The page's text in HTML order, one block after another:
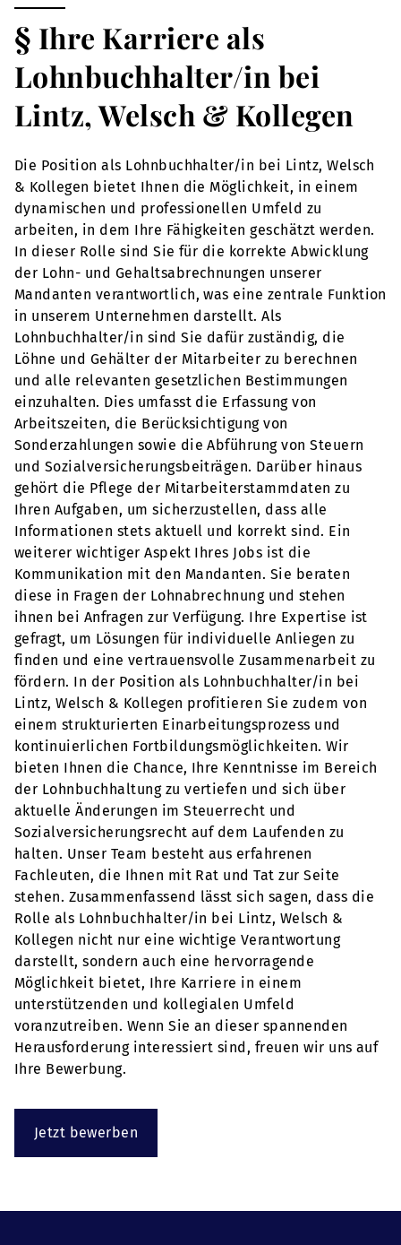
§ Ihre Karriere als
Lohnbuchhalter/in bei
Lintz, Welsch & Kollegen
Die Position als Lohnbuchhalter/in bei Lintz, Welsch
& Kollegen bietet Ihnen die Möglichkeit, in einem
dynamischen und professionellen Umfeld zu
arbeiten, in dem Ihre Fähigkeiten geschätzt werden.
In dieser Rolle sind Sie für die korrekte Abwicklung
der Lohn- und Gehaltsabrechnungen unserer
Mandanten verantwortlich, was eine zentrale Funktion
in unserem Unternehmen darstellt. Als
Lohnbuchhalter/in sind Sie dafür zuständig, die
Löhne und Gehälter der Mitarbeiter zu berechnen
und alle relevanten gesetzlichen Bestimmungen
einzuhalten. Dies umfasst die Erfassung von
Arbeitszeiten, die Berücksichtigung von
Sonderzahlungen sowie die Abführung von Steuern
und Sozialversicherungsbeiträgen. Darüber hinaus
gehört die Pflege der Mitarbeiterstammdaten zu
Ihren Aufgaben, um sicherzustellen, dass alle
Informationen stets aktuell und korrekt sind. Ein
weiterer wichtiger Aspekt Ihres Jobs ist die
Kommunikation mit den Mandanten. Sie beraten
diese in Fragen der Lohnabrechnung und stehen
ihnen bei Anfragen zur Verfügung. Ihre Expertise ist
gefragt, um Lösungen für individuelle Anliegen zu
finden und eine vertrauensvolle Zusammenarbeit zu
fördern. In der Position als Lohnbuchhalter/in bei
Lintz, Welsch & Kollegen profitieren Sie zudem von
einem strukturierten Einarbeitungsprozess und
kontinuierlichen Fortbildungsmöglichkeiten. Wir
bieten Ihnen die Chance, Ihre Kenntnisse im Bereich
der Lohnbuchhaltung zu vertiefen und sich über
aktuelle Änderungen im Steuerrecht und
Sozialversicherungsrecht auf dem Laufenden zu
halten. Unser Team besteht aus erfahrenen
Fachleuten, die Ihnen mit Rat und Tat zur Seite
stehen. Zusammenfassend lässt sich sagen, dass die
Rolle als Lohnbuchhalter/in bei Lintz, Welsch &
Kollegen nicht nur eine wichtige Verantwortung
darstellt, sondern auch eine hervorragende
Möglichkeit bietet, Ihre Karriere in einem
unterstützenden und kollegialen Umfeld
voranzutreiben. Wenn Sie an dieser spannenden
Herausforderung interessiert sind, freuen wir uns auf
Ihre Bewerbung.
Jetzt bewerben